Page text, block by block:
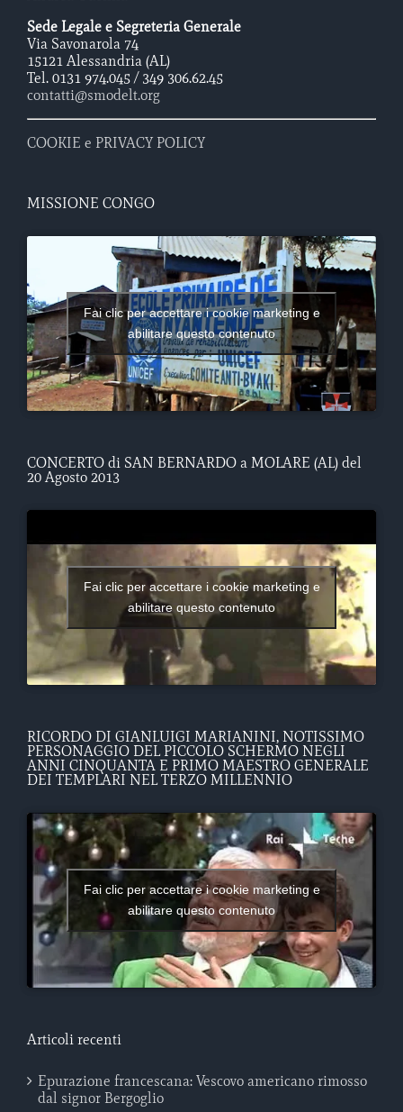
Sede Legale e Segreteria Generale
Via Savonarola 74
15121 Alessandria (AL)
Tel. 0131 974.045 / 349 306.62.45
contatti@smodelt.org
COOKIE e PRIVACY POLICY
MISSIONE CONGO
Fai clic per accettare i cookie marketing e
abilitare questo contenuto
CONCERTO di SAN BERNARDO a MOLARE (AL) del
20 Agosto 2013
Fai clic per accettare i cookie marketing e
abilitare questo contenuto
RICORDO DI GIANLUIGI MARIANINI, NOTISSIMO
PERSONAGGIO DEL PICCOLO SCHERMO NEGLI
ANNI CINQUANTA E PRIMO MAESTRO GENERALE
DEI TEMPLARI NEL TERZO MILLENNIO
Fai clic per accettare i cookie marketing e
abilitare questo contenuto
Articoli recenti
Epurazione francescana: Vescovo americano rimosso
dal signor Bergoglio